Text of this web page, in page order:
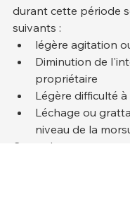
durant cette période
suivants :
légère agitation
Diminution de
propriétaire
Légère difficulté à
Léchage ou
niveau de la
Ce stade passe